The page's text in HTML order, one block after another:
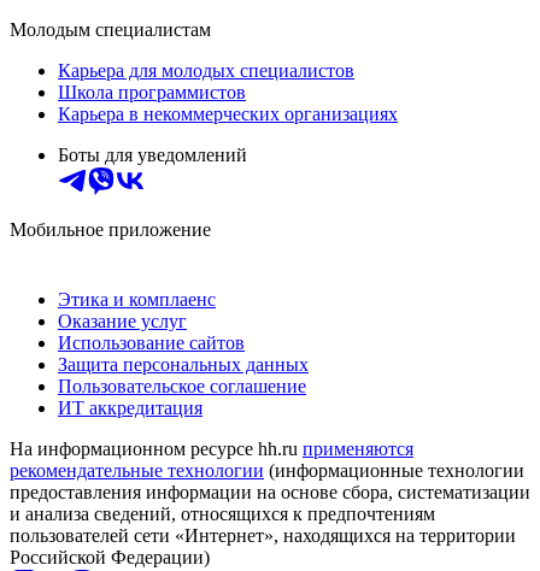
Молодым специалистам
Карьера для молодых специалистов
Школа программистов
Карьера в некоммерческих организациях
Боты для уведомлений
Мобильное приложение
Этика и комплаенс
Оказание услуг
Использование сайтов
Защита персональных данных
Пользовательское соглашение
ИТ аккредитация
На информационном ресурсе hh.ru применяются
рекомендательные технологии (информационные технологии
предоставления информации на основе сбора, систематизации
и анализа сведений, относящихся к предпочтениям
пользователей сети «Интернет», находящихся на территории
Российской Федерации)